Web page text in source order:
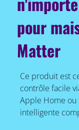
pour
Matter
Ce produit est
contrôle facile
Apple Home
intelligente